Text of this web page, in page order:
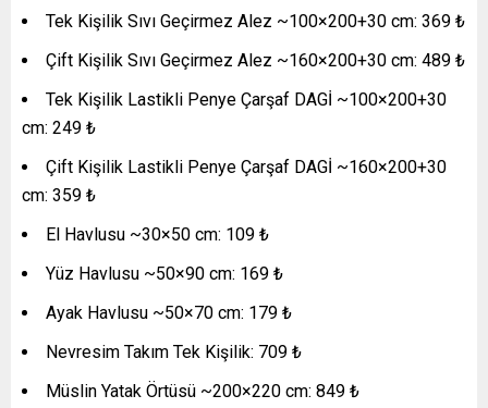
Tek Kişilik Sıvı Geçirmez Alez ~100×200+30 cm: 369 ₺
Çift Kişilik Sıvı Geçirmez Alez ~160×200+30 cm: 489 ₺
Tek Kişilik Lastikli Penye Çarşaf DAGİ ~100×200+30
cm: 249 ₺
Çift Kişilik Lastikli Penye Çarşaf DAGİ ~160×200+30
cm: 359 ₺
El Havlusu ~30×50 cm: 109 ₺
Yüz Havlusu ~50×90 cm: 169 ₺
Ayak Havlusu ~50×70 cm: 179 ₺
Nevresim Takım Tek Kişilik: 709 ₺
Müslin Yatak Örtüsü ~200×220 cm: 849 ₺